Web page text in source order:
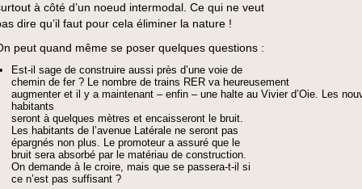
à côté d’un noeud intermodal. Ce qui ne veut
dire qu’il faut pour cela éliminer la nature !
peut quand même se poser quelques questions :
Est-il sage de construire aussi près d’une voie de
chemin de fer ? Le nombre de trains RER va heureusement
augmenter et il y a maintenant – enfin – une halte au Vivier d’Oie. Les
habitants
seront à quelques mètres et encaisseront le bruit.
Les habitants de l’avenue Latérale ne seront pas
épargnés non plus. Le promoteur a assuré que le
bruit sera absorbé par le matériau de construction.
On demande à le croire, mais que se passera-t-il si
ce n’est pas suffisant ?